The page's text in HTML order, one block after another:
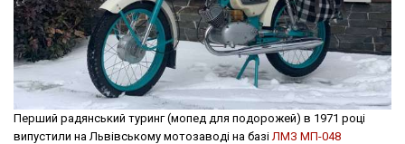
Перший радянський туринг (мопед для подорожей) в 1971 році
випустили на Львівському мотозаводі на базіЛМЗ МП-048